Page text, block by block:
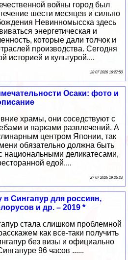
войны город был
шести месяцев и сильно
Невинномысска здесь
энергетическая и
которые дали толчок и
производства. Сегодня
историей и культурой....
28 07 2026 16:27:50
Осаки: фото и
храмы, они соседствуют с
и парками развлечений. А
центром Японии, так
обязательно должна быть
национальными деликатесами,
едой....
27 07 2026 19:26:23
в Сингапур для россиян,
и др. – 2019 *
стала слишком проблемной
как все-таки получить
без визы и официально
96 часов ......